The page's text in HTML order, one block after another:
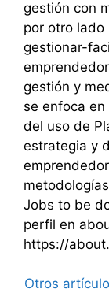
gestión con
por otro lado
gestionar-
gestión y
se enfoca
del uso de
estrategia y
Jobs to be
perfil en
https://
Otros